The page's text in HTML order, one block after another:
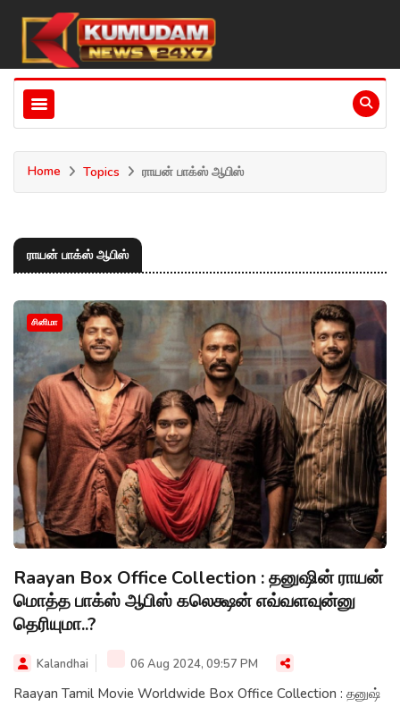
Home Topics ராயன் பாக்ஸ் ஆபிஸ்
ராயன் பாக்ஸ் ஆபிஸ்
சினிமா
Raayan Box Office Collection : தனுஷின் ராயன்
மொத்த பாக்ஸ் ஆபிஸ் கலெக்ஷன் எவ்வளவுன்னு
தெரியுமா..?
Kalandhai 06 Aug 2024, 09:57 PM
Raayan Tamil Movie Worldwide Box Office Collection : தனுஷ்